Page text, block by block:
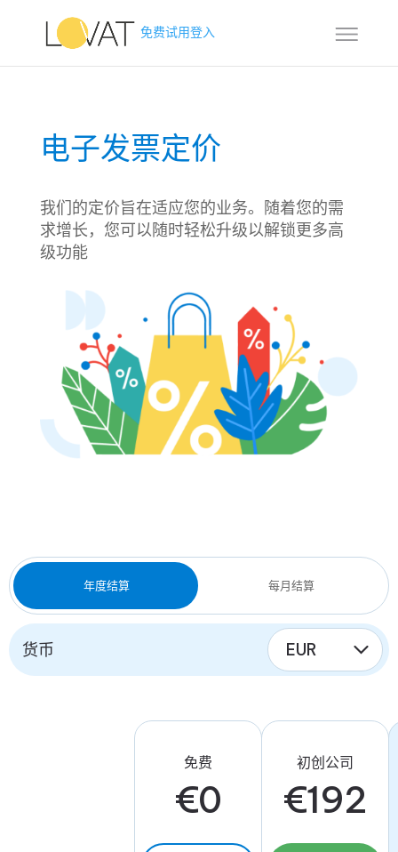
免费试用登入
电子发票定价
我们的定价旨在适应您的业务。随着您的需
求增长，您可以随时轻松升级以解锁更多高
级功能
年度结算 每月结算
货币
免费
€0
初创公司
€192